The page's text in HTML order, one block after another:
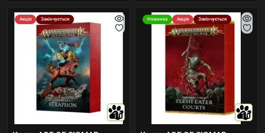
Акція Закінчується
10
Новинка Акція Закінчується
10